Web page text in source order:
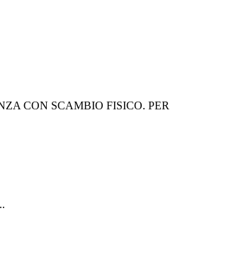
CON SCAMBIO FISICO. PER